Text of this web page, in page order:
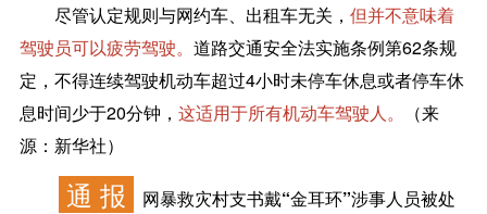
尽管认定规则与网约车、出租车无关， 但并不意味着
驾驶员可以疲劳驾驶。 道路交通安全法实施条例第62条规
定，不得连续驾驶机动车超过4小时未停车休息或者停车休
息时间少于20分钟， 这适用于所有机动车驾驶人。
（来
源：新华社）
通 报
网暴救灾村支书戴“金耳环”涉事人员被处